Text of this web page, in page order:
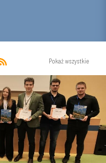
Pokaż wszystkie